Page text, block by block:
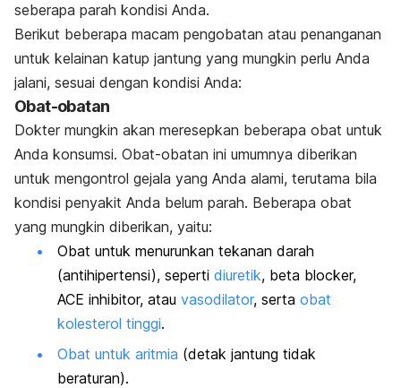
seberapa parah kondisi Anda.
Berikut beberapa macam pengobatan atau penanganan
untuk kelainan katup jantung yang mungkin perlu Anda
jalani, sesuai dengan kondisi Anda:
Obat-obatan
Dokter mungkin akan meresepkan beberapa obat untuk
Anda konsumsi. Obat-obatan ini umumnya diberikan
untuk mengontrol gejala yang Anda alami, terutama bila
kondisi penyakit Anda belum parah. Beberapa obat
yang mungkin diberikan, yaitu:
Obat untuk menurunkan tekanan darah
(antihipertensi), seperti diuretik, beta blocker,
ACE inhibitor, atau vasodilator, serta obat
kolesterol tinggi.
Obat untuk aritmia (detak jantung tidak
beraturan).